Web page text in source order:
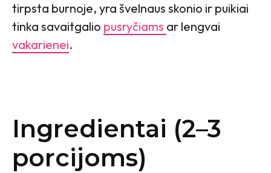
tirpsta burnoje, yra švelnaus skonio ir puikiai
tinka savaitgalio pusryčiams ar lengvai
vakarienei.
Ingredientai (2–3
porcijoms)